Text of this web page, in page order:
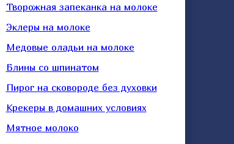
Творожная запеканка на молоке
Эклеры на молоке
Медовые оладьи на молоке
Блины со шпинатом
Пирог на сковороде без духовки
Крекеры в домашних условиях
Мятное молоко